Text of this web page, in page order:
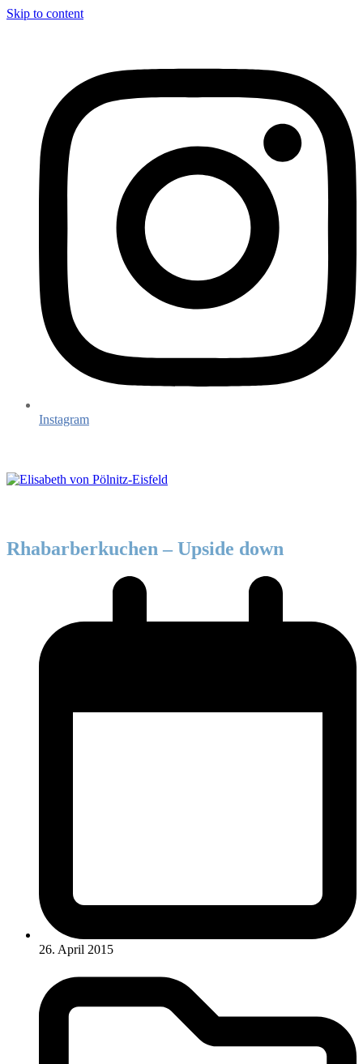
Skip to content
Instagram
Rhabarberkuchen – Upside down
26. April 2015